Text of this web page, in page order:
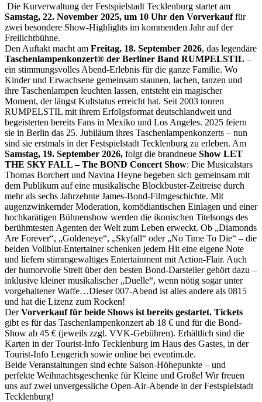
Die Kurverwaltung der Festspielstadt Tecklenburg startet am
Samstag, 22. November 2025, um 10 Uhr den Vorverkauffür
zwei besondere Show-Highlights im kommenden Jahr auf der
Freilichtbühne.
Den Auftakt macht am Freitag, 18. September 2026, das legendäre
Taschenlampenkonzert® der Berliner Band RUMPELSTIL –
ein stimmungsvolles Abend-Erlebnis für die ganze Familie. Wo
Kinder und Erwachsene gemeinsam staunen, lachen, tanzen und
ihre Taschenlampen leuchten lassen, entsteht ein magischer
Moment, der längst Kultstatus erreicht hat. Seit 2003 touren
RUMPELSTIL mit ihrem Erfolgsformat deutschlandweit und
begeisterten bereits Fans in Mexiko und Los Angeles. 2025 feiern
sie in Berlin das 25. Jubiläum ihres Taschenlampenkonzerts – nun
sind sie erstmals in der Festspielstadt Tecklenburg zu erleben. Am
Samstag, 19. September 2026, folgt die brandneue Show LET
THE SKY FALL – The BOND Concert Show: Die Musicalstars
Thomas Borchert und Navina Heyne begeben sich gemeinsam mit
dem Publikum auf eine musikalische Blockbuster-Zeitreise durch
mehr als sechs Jahrzehnte James-Bond-Filmgeschichte. Mit
augenzwinkernder Moderation, komödiantischen Einlagen und einer
hochkarätigen Bühnenshow werden die ikonischen Titelsongs des
berühmtesten Agenten der Welt zum Leben erweckt. Ob „Diamonds
Are Forever“, „Goldeneye“, „Skyfall“ oder „No Time To Die“ – die
beiden Vollblut-Entertainer schenken jedem Hit eine eigene Note
und liefern stimmgewaltiges Entertainment mit Action-Flair. Auch
der humorvolle Streit über den besten Bond-Darsteller gehört dazu –
inklusive kleiner musikalischer „Duelle“, wenn nötig sogar unter
vorgehaltener Waffe…Dieser 007-Abend ist alles andere als 0815
und hat die Lizenz zum Rocken!
DerVorverkauf für beide Shows ist bereits gestartet. Tickets
gibt es für das Taschenlampenkonzert ab 18 € und für die Bond-
Show ab 45 € (jeweils zzgl. VVK-Gebühren). Erhältlich sind die
Karten in der Tourist-Info Tecklenburg im Haus des Gastes, in der
Tourist-Info Lengerich sowie online bei eventim.de.
Beide Veranstaltungen sind echte Saison-Höhepunkte – und
perfekte Weihnachtsgeschenke für Kleine und Große! Wir freuen
uns auf zwei unvergessliche Open-Air-Abende in der Festspielstadt
Tecklenburg!